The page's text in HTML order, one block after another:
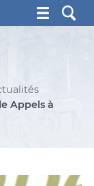
Saint
Appels à